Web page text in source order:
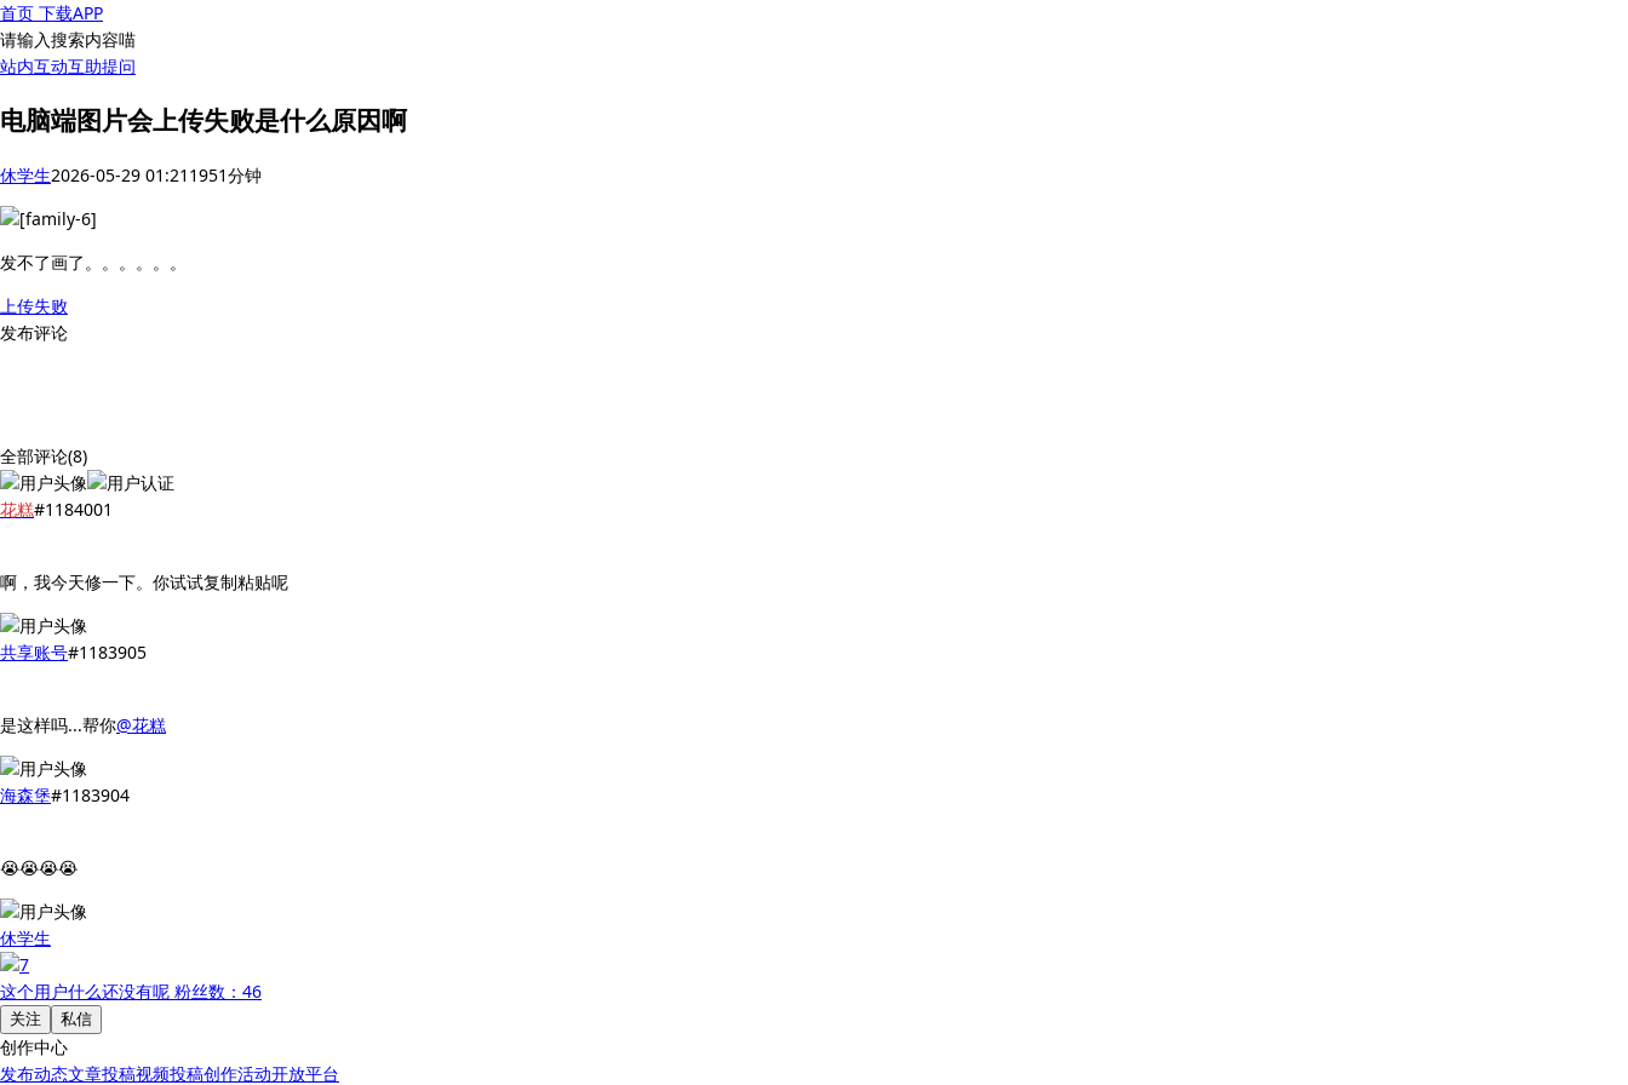
首页 下载APP
请输入搜索内容喵
站内互动互助提问
电脑端图片会上传失败是什么原因啊
休学生2026-05-29 01:21 1951分钟
发不了画了。。。。。。
上传失败
发布评论
全部评论(8)
花糕#1184001
啊，我今天修一下。你试试复制粘贴呢
共享账号#1183905
是这样吗...帮你@花糕
海森堡#1183904
😭😭😭😭
休学生
这个用户什么还没有呢 粉丝数：46
关注 私信
创作中心
发布动态文章投稿视频投稿创作活动开放平台